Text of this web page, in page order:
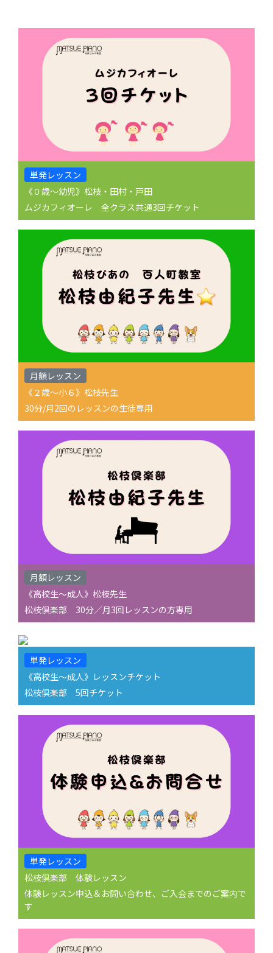
単発レッスン
《０歳〜幼児》松枝・田村・戸田
ムジカフィオーレ 全クラス共通3回チケット
月額レッスン
《２歳〜小６》松枝先生
30分/月2回のレッスンの生徒専用
月額レッスン
《高校生〜成人》松枝先生
松枝倶楽部 30分／月3回レッスンの方専用
単発レッスン
《高校生〜成人》レッスンチケット
松枝倶楽部 5回チケット
単発レッスン
松枝倶楽部 体験レッスン
体験レッスン申込＆お問い合わせ、ご入会までのご案内で
す